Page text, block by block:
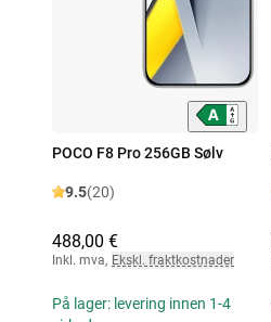
POCO F8 Pro 256GB Sølv
9.5(20)
488,00 €
Inkl. mva, Ekskl. fraktkostnader
På lager: levering innen 1-4